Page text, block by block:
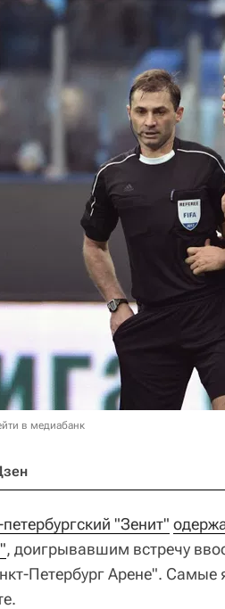
в медиабанк
"Зенит"
, доигрывавшим встречу
Петербург Арене". Самые